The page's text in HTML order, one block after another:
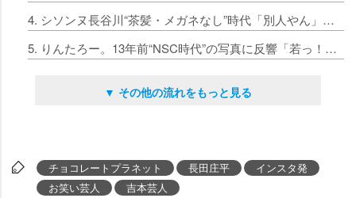
4. シソンヌ長谷川“茶髪・メガネなし”時代「別人やん」「かまいたちの山内さんに似てる笑」
5. りんたろー。13年前“NSC時代”の写真に反響「若っ！」「この頃からチャラ～い」「カッコいい」
▼ その他の流れをもっと見る
チョコレートプラネット 長田庄平
インスタ発
お笑い芸人
吉本芸人